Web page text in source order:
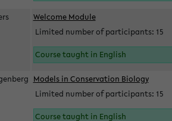
Welcome Module
Limited number of participants: 15
Course taught in English
Models in Conservation Biology
Limited number of participants: 15
Course taught in English